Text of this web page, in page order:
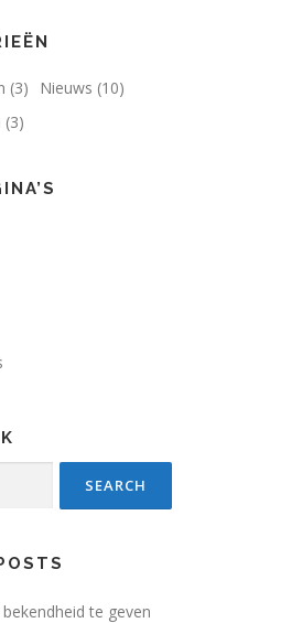
(3) Nieuws (10)
(3)
te geven